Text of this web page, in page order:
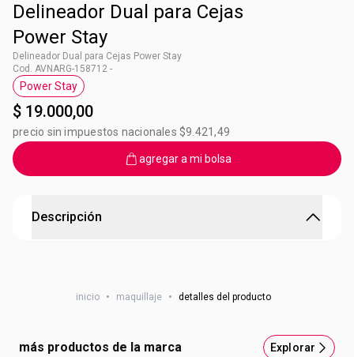
Delineador Dual para Cejas
Power Stay
Delineador Dual para Cejas Power Stay
Cod. AVNARG-158712 -
Etiqueta Power Stay
Power Stay
$ 19.000,00
precio sin impuestos nacionales $9.421,49
agregar a mi bolsa
Descripción
Uso: Usar el cepillo para peinar las cejas, Luego usar el
inicio • maquillaje • detalles del producto
más productos de la marca Explorar